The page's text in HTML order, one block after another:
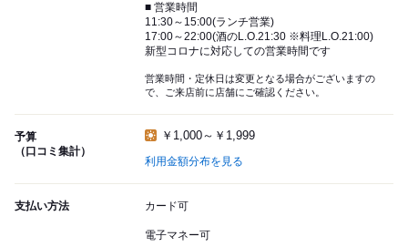
■ 営業時間
11:30～15:00(ランチ営業)
17:00～22:00(酒のL.O.21:30 ※料理L.O.21:00)
新型コロナに対応しての営業時間です
営業時間・定休日は変更となる場合がございますの
で、ご来店前に店舗にご確認ください。
予算
（口コミ集計）
￥1,000～￥1,999
利用金額分布を見る
支払い方法 カード可
電子マネー可